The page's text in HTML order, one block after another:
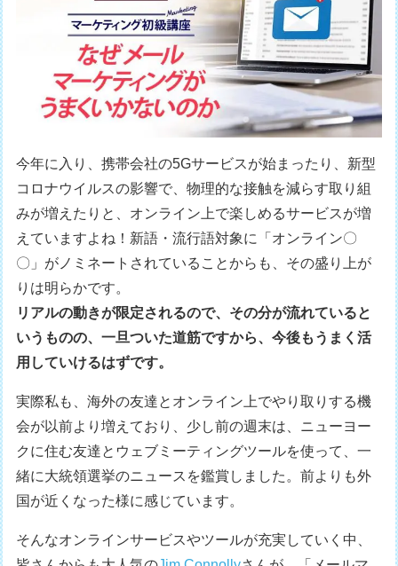
今年に入り、携帯会社の5Gサービスが始まったり、新型
コロナウイルスの影響で、物理的な接触を減らす取り組
みが増えたりと、オンライン上で楽しめるサービスが増
えていますよね！新語・流行語対象に「オンライン〇
〇」がノミネートされていることからも、その盛り上が
りは明らかです。
リアルの動きが限定されるので、その分が流れていると
いうものの、一旦ついた道筋ですから、今後もうまく活
用していけるはずです。
実際私も、海外の友達とオンライン上でやり取りする機
会が以前より増えており、少し前の週末は、ニューヨー
クに住む友達とウェブミーティングツールを使って、一
緒に大統領選挙のニュースを鑑賞しました。前よりも外
国が近くなった様に感じています。
そんなオンラインサービスやツールが充実していく中、